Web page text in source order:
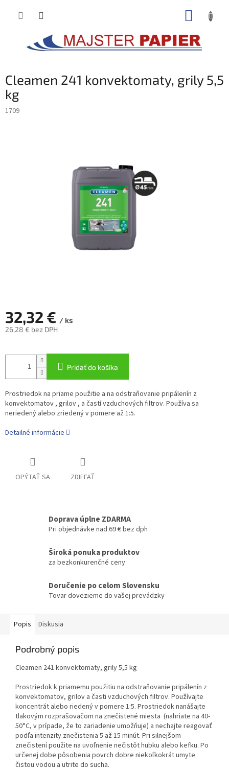
Cleamen 241 konvektomaty, grily 5,5
kg
1709
32,32 € / ks
26,28 € bez DPH
cena:
Pridať do košíka
Prostriedok na priame použitie a na odstraňovanie pripálenín z
konvektomatov , grilov , a častí vzduchových filtrov. Používa sa
neriedený alebo zriedený v pomere až 1:5.
Detailné informácie
OPÝTAŤ SA ZDIEĽAŤ
Doprava úplne ZDARMA
Pri objednávke nad 69 € bez dph
Široká ponuka produktov
za bezkonkurenčné ceny
Doručenie po celom Slovensku
Tovar dovezieme do vašej prevádzky
Popis Diskusia
Podrobný popis
Cleamen 241 konvektomaty, grily 5,5 kg
Prostriedok k priamemu použitiu na odstraňovanie pripálenín z
konvektomatov, grilov a časti vzduchových filtrov. Používajte
koncentrát alebo riedený v pomere 1:5. Prostriedok nanášajte
tlakovým rozprašovačom na znečistené miesta (nahriate na 40-
50°C, v prípade, že to zariadenie umožňuje) a nechajte reagovať
podľa intenzity znečistenia 5 až 15 minút. Pri silnejšom
znečistení použite na uvoľnenie nečistôt hubku alebo kefku. Po
určenej dobe pôsobenia povrch dobre niekoľkokrát umyte
čistou vodou a utrite do sucha.